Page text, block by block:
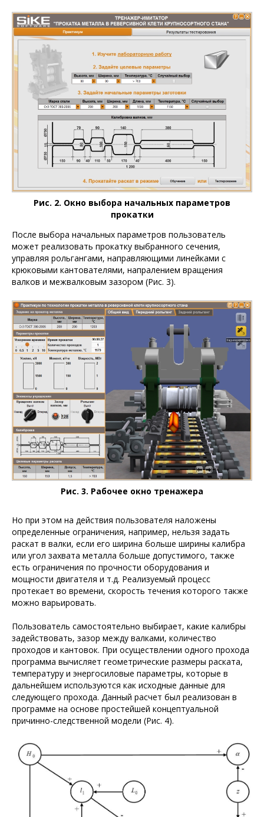
Рис. 2. Окно выбора начальных параметров
прокатки
После выбора начальных параметров пользователь
может реализовать прокатку выбранного сечения,
управляя рольгангами, направляющими линейками с
крюковыми кантователями, напралением вращения
валков и межвалковым зазором (Рис. 3).
Рис. 3. Рабочее окно тренажера
Но при этом на действия пользователя наложены
определенные ограничения, например, нельзя задать
раскат в валки, если его ширина больше ширины калибра
или угол захвата металла больше допустимого, также
есть ограничения по прочности оборудования и
мощности двигателя и т.д. Реализуемый процесс
протекает во времени, скорость течения которого также
можно варьировать.
Пользователь самостоятельно выбирает, какие калибры
задействовать, зазор между валками, количество
проходов и кантовок. При осуществлении одного прохода
программа вычисляет геометрические размеры раската,
температуру и энергосиловые параметры, которые в
дальнейшем используются как исходные данные для
следующего прохода. Данный расчет был реализован в
программе на основе простейшей концептуальной
причинно-следственной модели (Рис. 4).